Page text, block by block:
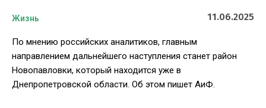
Жизнь 11.06.2025
По мнению российских аналитиков, главным
направлением дальнейшего наступления станет район
Новопавловки, который находится уже в
Днепропетровской области. Об этом пишет АиФ.